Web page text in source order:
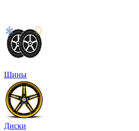
Шины
Диски